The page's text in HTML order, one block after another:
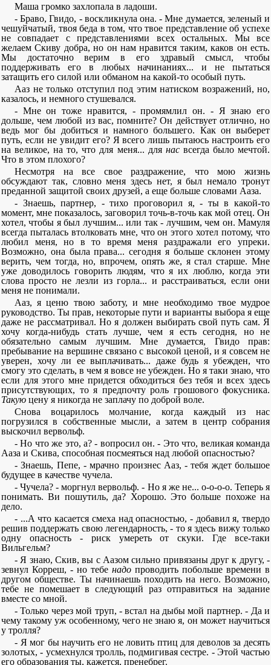
Маша громко захлопала в ладоши.
- Браво, Гвидо, - воскликнула она. - Мне думается, зеленый и
чешуйчатый, твоя беда в том, что твое представление об успехе
не совпадает с представлениями всех остальных. Мы все
желаем Скиву добра, но он нам нравится таким, каков он есть.
Мы достаточно верим в его здравый смысл, чтобы
поддерживать его в любых начинаниях... и не пытаться
затащить его силой или обманом на какой-то особый путь.
Ааз не только отступил под этим натиском возражений, но,
казалось, и немного стушевался.
- Мне он тоже нравится, - промямлил он. - Я знаю его
дольше, чем любой из вас, помните? Он действует отлично, но
ведь мог бы добиться и намного большего. Как он выберет
путь, если не увидит его? Я всего лишь пытаюсь настроить его
на великое, на то, что для меня... для насвсегда было мечтой.
Что в этом плохого?
Несмотря на все свое раздражение, что мою жизнь
обсуждают так, словно меня здесь нет, я был немало тронут
преданной защитой своих друзей, а еще больше словами Ааза.
- Знаешь, партнер, - тихо проговорил я, - ты в какой-то
момент, мне показалось, заговорил точь-в-точь как мой отец. Он
хотел, чтобы я был лучшим... или так - лучшим, чем он. Мамуля
всегда пыталась втолковать мне, что он этого хотел потому, что
любил меня, но в то время меня раздражали его упреки.
Возможно, она была права... сегодня я больше склонен этому
верить, чем тогда, но, впрочем, опять же, я стал старше. Мне
уже доводилось говорить людям, что я их люблю, когда эти
слова просто не лезли из горла... и расстраиваться, если они
меня не понимали.
Ааз, я ценю твою заботу, и мне необходимо твое мудрое
руководство. Ты прав, некоторые пути и варианты выбора я еще
даже не рассматривал. Но я должен выбирать свой путь сам. Я
хочу когда-нибудь стать лучше, чем я есть сегодня, но не
обязательно самым лучшим. Мне думается, Гвидо прав:
пребывание на вершине связано с высокой ценой, и я совсем не
уверен, хочу ли ее выплачивать... даже будь я убежден, что
смогу это сделать, в чем я вовсе не убежден. Но я таки знаю, что
если для этого мне придется обходиться без тебя и всех здесь
присутствующих, то я предпочту роль грошового фокусника.
Такую цену я никогда не заплачу по доброй воле.
Снова воцарилось молчание, когда каждый из нас
погрузился в собственные мысли, а затем в центр собрания
выскочил вервольф.
- Но что же это, а? - вопросил он. - Это что, великая команда
Ааза и Скива, способная посмеяться над любой опасностью?
- Знаешь, Пепе, - мрачно произнес Ааз, - тебя ждет большое
будущее в качестве чучела.
- Чучела? - моргнул вервольф. - Но я же не... о-о-о-о. Теперь я
понимать. Ви пошутиль, да? Хорошо. Это больше похоже на
дело.
- ...А что касается смеха над опасностью, - добавил я, твердо
решив поддержать свою легендарность, - то я здесь вижу только
одну опасность - риск умереть от скуки. Где все-таки
Вильгельм?
- Я знаю, Скив, вы с Аазом сильно привязаны друг к другу, -
зевнул Корреш, - но тебе надо проводить побольше времени в
другом обществе. Ты начинаешь походить на него. Возможно,
тебе не помешает в следующий раз отправиться на задание
вместе со мной.
- Только через мой труп, - встал на дыбы мой партнер. - Да и
чему такому уж особенному, чего не знаю я, он может научиться
у тролля?
- Я мог бы научить его не ловить птиц для деволов за десять
золотых, - усмехнулся тролль, подмигивая сестре. - Этой частью
его образования ты, кажется, пренебрег.